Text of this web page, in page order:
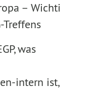
– Wichti
Treffens
was
intern ist,